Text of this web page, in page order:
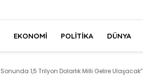
EKONOMI POLITIKA DÜNYA
1,5 Trilyon Dolarlık Milli Gelire Ulaşacak”